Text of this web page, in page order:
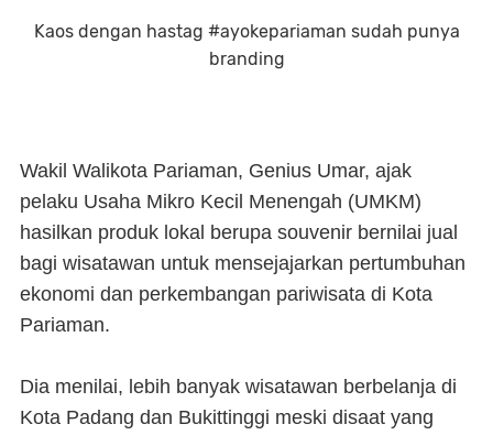
Kaos dengan hastag #ayokepariaman sudah punya
branding
Wakil Walikota Pariaman, Genius Umar, ajak
pelaku Usaha Mikro Kecil Menengah (UMKM)
hasilkan produk lokal berupa souvenir bernilai jual
bagi wisatawan untuk mensejajarkan pertumbuhan
ekonomi dan perkembangan pariwisata di Kota
Pariaman.
Dia menilai, lebih banyak wisatawan berbelanja di
Kota Padang dan Bukittinggi meski disaat yang